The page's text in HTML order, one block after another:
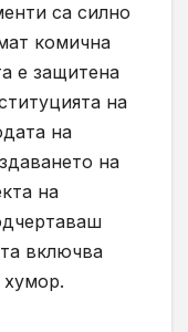
са силно
комична
е защитена
на
на
на
на
включва
хумор.